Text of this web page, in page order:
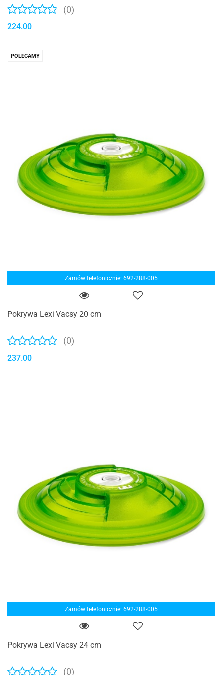
(0)
224.00
POLECAMY
Zamów telefonicznie: 692-288-005
Pokrywa Lexi Vacsy 20 cm
(0)
237.00
Zamów telefonicznie: 692-288-005
Pokrywa Lexi Vacsy 24 cm
(0)